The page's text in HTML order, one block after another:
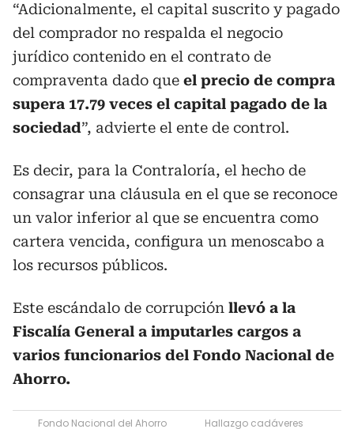
“Adicionalmente, el capital suscrito y pagado
del comprador no respalda el negocio
jurídico contenido en el contrato de
compraventa dado que el precio de compra
supera 17.79 veces el capital pagado de la
sociedad”, advierte el ente de control.
Es decir, para la Contraloría, el hecho de
consagrar una cláusula en el que se reconoce
un valor inferior al que se encuentra como
cartera vencida, configura un menoscabo a
los recursos públicos.
Este escándalo de corrupción llevó a la
Fiscalía General a imputarles cargos a
varios funcionarios del Fondo Nacional de
Ahorro.
Fondo Nacional del Ahorro Hallazgo cadáveres